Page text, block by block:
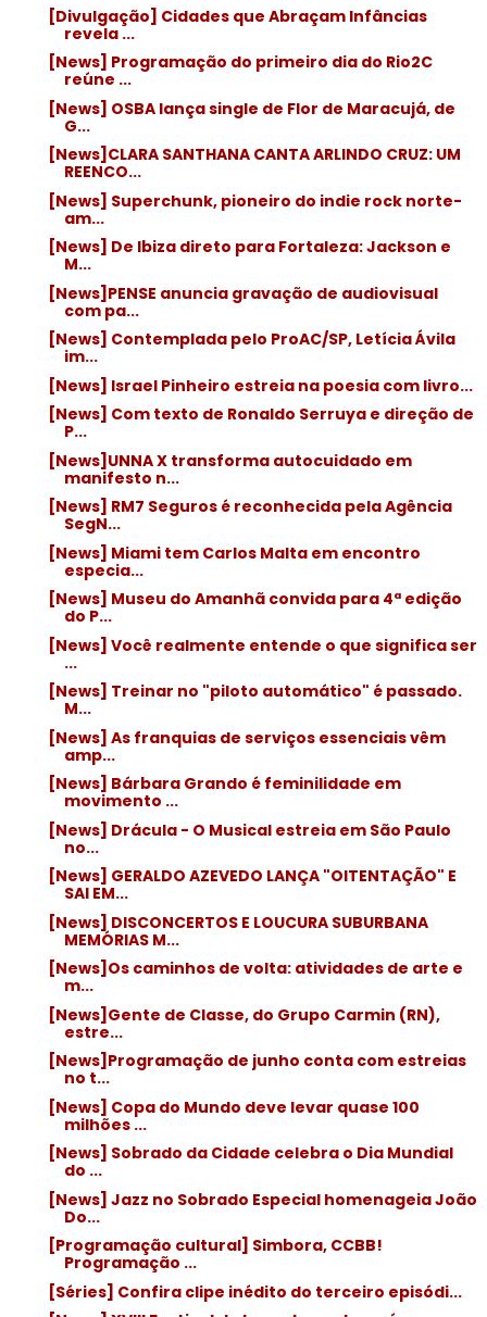
[Divulgação] Cidades que Abraçam Infâncias
revela ...
[News] Programação do primeiro dia do Rio2C
reúne ...
[News] OSBA lança single de Flor de Maracujá, de
G...
[News]CLARA SANTHANA CANTA ARLINDO CRUZ: UM
REENCO...
[News] Superchunk, pioneiro do indie rock norte-
am...
[News] De Ibiza direto para Fortaleza: Jackson e
M...
[News]PENSE anuncia gravação de audiovisual
com pa...
[News] Contemplada pelo ProAC/SP, Letícia Ávila
im...
[News] Israel Pinheiro estreia na poesia com livro...
[News] Com texto de Ronaldo Serruya e direção de
P...
[News]UNNA X transforma autocuidado em
manifesto n...
[News] RM7 Seguros é reconhecida pela Agência
SegN...
[News] Miami tem Carlos Malta em encontro
especia...
[News] Museu do Amanhã convida para 4ª edição
do P...
[News] Você realmente entende o que significa ser
...
[News] Treinar no "piloto automático" é passado.
M...
[News] As franquias de serviços essenciais vêm
amp...
[News] Bárbara Grando é feminilidade em
movimento ...
[News] Drácula - O Musical estreia em São Paulo
no...
[News] GERALDO AZEVEDO LANÇA "OITENTAÇÃO" E
SAI EM...
[News] DISCONCERTOS E LOUCURA SUBURBANA
MEMÓRIAS M...
[News]Os caminhos de volta: atividades de arte e
m...
[News]Gente de Classe, do Grupo Carmin (RN),
estre...
[News]Programação de junho conta com estreias
no t...
[News] Copa do Mundo deve levar quase 100
milhões ...
[News] Sobrado da Cidade celebra o Dia Mundial
do ...
[News] Jazz no Sobrado Especial homenageia João
Do...
[Programação cultural] Simbora, CCBB!
Programação ...
[Séries] Confira clipe inédito do terceiro episódi...